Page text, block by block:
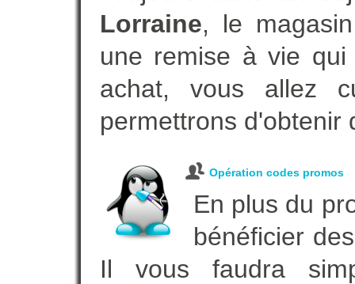
Lorraine, le
une remise à vie qui
achat, vous allez
permettrons d'obtenir
Opération codes promos
En plus du
bénéficier
Il vous faudra